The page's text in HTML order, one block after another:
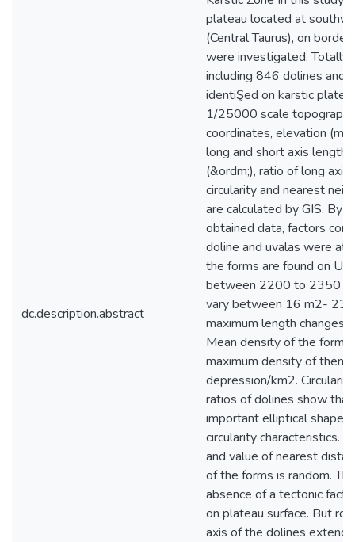
dc.description.abstract
plateau located at
(Central Taurus), on
were investigated.
including 846 dolines and
identiŞed on karstic
1/25000 scale
coordinates, elevation
long and short axis length
(&ordm;), ratio of long
circularity and nearest
are calculated by GIS. By
obtained data, factors
doline and uvalas were
the forms are found on
between 2200 to 2350
vary between 16 m2-
maximum length
Mean density of the
maximum density of them
depression/km2.
ratios of dolines show
important elliptical shape
circularity characteristics.
and value of nearest
of the forms is random.
absence of a tectonic
on plateau surface. But
axis of the dolines extend